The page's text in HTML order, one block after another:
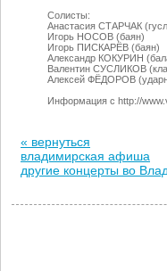
Солисты:
Анастасия СТАРЧАК
Игорь НОСОВ (баян)
Игорь ПИСКАРЁВ (баян)
Александр КОКУРИН
Валентин СУСЛИКОВ
Алексей ФЁДОРОВ
Информация с http://
« вернуться
владимирская афиша
другие концерты во